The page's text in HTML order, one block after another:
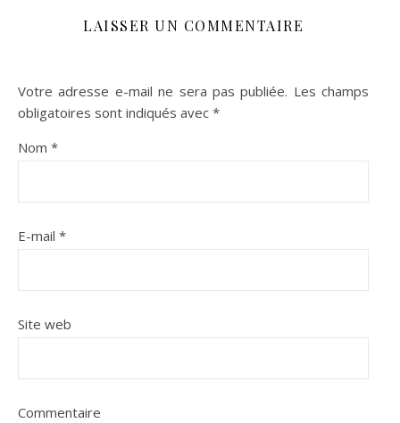
LAISSER UN COMMENTAIRE
Votre adresse e-mail ne sera pas publiée. Les champs
obligatoires sont indiqués avec *
Nom *
E-mail *
Site web
Commentaire